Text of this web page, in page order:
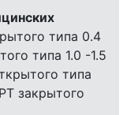
типа 0.4
типа 1.0 -1.5
типа
закрытого